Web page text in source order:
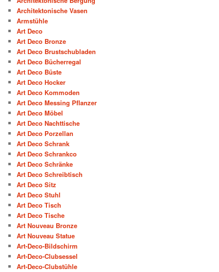
Architektonische Vasen
Armstühle
Art Deco
Art Deco Bronze
Art Deco Brustschubladen
Art Deco Bücherregal
Art Deco Büste
Art Deco Hocker
Art Deco Kommoden
Art Deco Messing Pflanzer
Art Deco Möbel
Art Deco Nachttische
Art Deco Porzellan
Art Deco Schrank
Art Deco Schrankco
Art Deco Schränke
Art Deco Schreibtisch
Art Deco Sitz
Art Deco Stuhl
Art Deco Tisch
Art Deco Tische
Art Nouveau Bronze
Art Nouveau Statue
Art-Deco-Bildschirm
Art-Deco-Clubsessel
Art-Deco-Clubstühle